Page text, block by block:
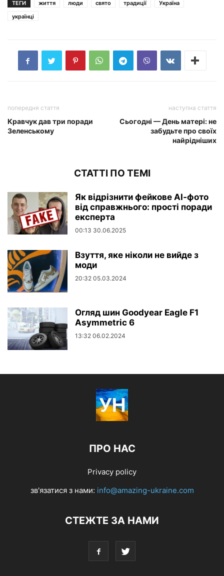
ТЕГИ життя люди свято традиції
Україна
українці
попередня стаття
Кравчук дав три поради
Зеленському
наступна стаття
Сьогодні — День матері: не
забудьте про своїх
найрідніших
СТАТТІ ПО ТЕМІ
Як відрізнити фейкове AI‑фото
від справжнього: прості поради
експерта
00:13 30.06.2025
Взуття, яке ніколи не вийде з
моди
20:32 05.03.2024
Огляд шин Goodyear Eagle F1
Asymmetric 6
13:32 06.02.2024
ПРО НАС
Privacy policy
зв'язатися з нами: info@amazing-ukraine.com
СТЕЖТЕ ЗА НАМИ